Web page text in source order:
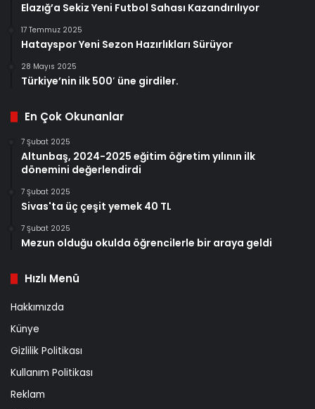
Elazığ’a Sekiz Yeni Futbol Sahası Kazandırılıyor
17 Temmuz 2025
Hatayspor Yeni Sezon Hazırlıkları Sürüyor
28 Mayıs 2025
Türkiye’nin ilk 500′ üne girdiler.
En Çok Okunanlar
7 Şubat 2025
Altunbaş, 2024-2025 eğitim öğretim yılının ilk
dönemini değerlendirdi
7 Şubat 2025
Sivas'ta üç çeşit yemek 40 TL
7 Şubat 2025
Mezun olduğu okulda öğrencilerle bir araya geldi
Hızlı Menü
Hakkımızda
Künye
Gizlilik Politikası
Kullanım Politikası
Reklam